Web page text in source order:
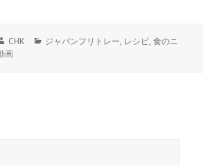
作
成
CHK
カ
ジャパンフリトレー, レシピ,食のニ
画